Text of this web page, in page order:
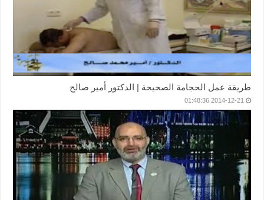
طريقة عمل الحجامة الصحيحة | الدكتور أمير صالح
2014-12-21 01:48:36